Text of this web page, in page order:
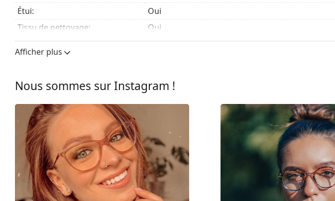
Étui:
Oui
Tissu de nettoyage:
Oui
Autres
Marque:
Oakley
Afficher plus
Nous sommes sur Instagram !